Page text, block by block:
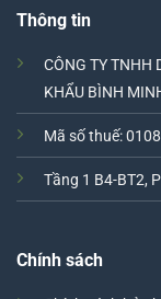
Thông tin
CÔNG TY TNHH
KHẨU BÌNH
Mã số thuế:
Tầng 1 B4-BT2,
Chính sách